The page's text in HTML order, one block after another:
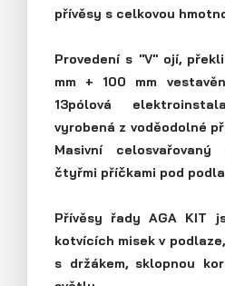
Průmyslová 2081, 594
Fax: +420 566 653
E-mail:
Sledujte nás
(plechové
přívěsy s celkovou
Provedení s "V" ojí,
mm + 100 mm
13pólová
vyrobená z voděodolné
Masivní
čtyřmi příčkami pod
Přívěsy řady AGA KIT
kotvících misek v
s držákem, sklopnou